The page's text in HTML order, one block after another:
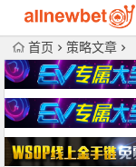
首页 策略文章